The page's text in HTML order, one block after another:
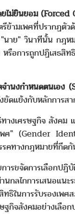
ไม่ยินยอม
ามเพศที่ปรากฏตั
าย" วินาทีนั้น กฎห
อการถูกปฏิเสธสิ
นงกำหนดตนเอง
ดแย้งกับหลักการส
ทางเศรษฐกิจ สัง
ศ" (Gender
ทางกฎหมายที่กีด
ขจัดการเลือกปฏิ
ลไกการเสนอแ
ทธิในการรับรอง
ฐกิจสังคมอย่างเลือ